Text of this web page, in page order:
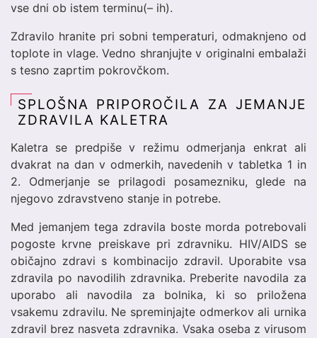
vse dni ob istem terminu(– ih).
Zdravilo hranite pri sobni temperaturi, odmaknjeno od
toplote in vlage. Vedno shranjujte v originalni embalaži
s tesno zaprtim pokrovčkom.
SPLOŠNA PRIPOROČILA ZA JEMANJE
ZDRAVILA KALETRA
Kaletra se predpiše v režimu odmerjanja enkrat ali
dvakrat na dan v odmerkih, navedenih v tabletka 1 in
2. Odmerjanje se prilagodi posamezniku, glede na
njegovo zdravstveno stanje in potrebe.
Med jemanjem tega zdravila boste morda potrebovali
pogoste krvne preiskave pri zdravniku. HIV/AIDS se
običajno zdravi s kombinacijo zdravil. Uporabite vsa
zdravila po navodilih zdravnika. Preberite navodila za
uporabo ali navodila za bolnika, ki so priložena
vsakemu zdravilu. Ne spreminjajte odmerkov ali urnika
zdravil brez nasveta zdravnika. Vsaka oseba z virusom